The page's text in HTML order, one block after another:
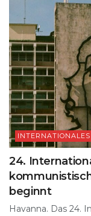
INTERNATIONALES
24.
beginnt
Havanna. Das 24.